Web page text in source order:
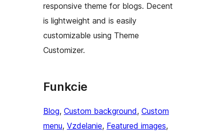
responsive theme for blogs. Decent
is lightweight and is easily
customizable using Theme
Customizer.
Funkcie
Blog, Custom background, Custom
menu, Vzdelanie, Featured images